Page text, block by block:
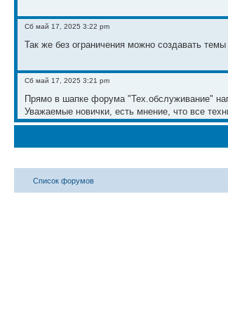
Сб май 17, 2025 3:22 pm
Так же без ограничения можно создавать темы
Сб май 17, 2025 3:21 pm
Прямо в шапке форума "Тех.обслуживание"
Уважаемые новички, есть мнение, что все
темы, вам запрешено создание тем, а
Доброго времени суток, не пойму, создаются
Список форумов